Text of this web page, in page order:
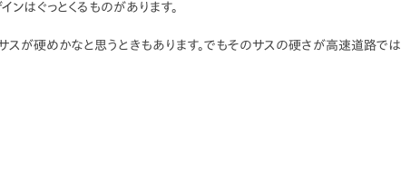
ンはぐっとくるものがあります。
スが硬めかなと思うときもあります。でもそのサスの硬さが高速道路で